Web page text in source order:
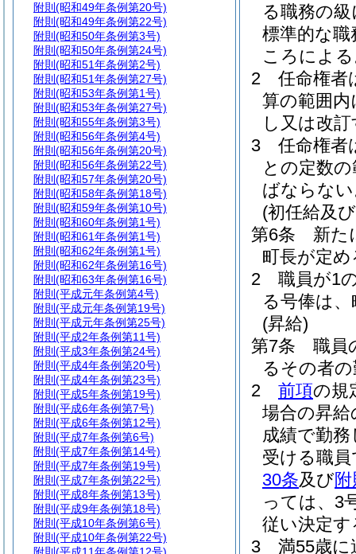
る職務の
標準的な職
ころによ
2
任命権者
算の範囲
し又は改
3
任命権者
との定数
ばならな
(初任給及
第6条
新た
町長が定
2
職員が1
る号俸は
(昇給)
第7条
職員
るその者
2
前項の規
場合の昇
成績で勤
受ける職
30条及び
っては、3
従い決定
3
満55歳
附則 (昭和49年条例第20号)
附則 (昭和49年条例第22号)
附則 (昭和50年条例第3号)
附則 (昭和50年条例第24号)
附則 (昭和51年条例第2号)
附則 (昭和51年条例第27号)
附則 (昭和53年条例第1号)
附則 (昭和53年条例第27号)
附則 (昭和55年条例第3号)
附則 (昭和56年条例第4号)
附則 (昭和56年条例第20号)
附則 (昭和56年条例第22号)
附則 (昭和57年条例第20号)
附則 (昭和58年条例第18号)
附則 (昭和59年条例第10号)
附則 (昭和60年条例第1号)
附則 (昭和61年条例第1号)
附則 (昭和62年条例第1号)
附則 (昭和62年条例第16号)
附則 (昭和63年条例第16号)
附則 (平成元年条例第4号)
附則 (平成元年条例第19号)
附則 (平成元年条例第25号)
附則 (平成2年条例第11号)
附則 (平成3年条例第24号)
附則 (平成4年条例第20号)
附則 (平成4年条例第23号)
附則 (平成5年条例第19号)
附則 (平成6年条例第7号)
附則 (平成6年条例第12号)
附則 (平成7年条例第6号)
附則 (平成7年条例第14号)
附則 (平成7年条例第19号)
附則 (平成7年条例第22号)
附則 (平成8年条例第13号)
附則 (平成9年条例第18号)
附則 (平成10年条例第6号)
附則 (平成10年条例第22号)